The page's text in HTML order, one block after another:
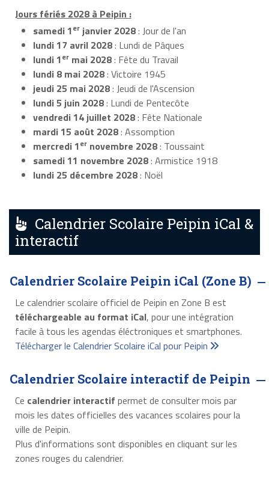
Jours fériés 2028 à Peipin :
samedi 1er janvier 2028: Jour de l'an
lundi 17 avril 2028: Lundi de Pâques
lundi 1er mai 2028: Fête du Travail
lundi 8 mai 2028: Victoire 1945
jeudi 25 mai 2028: Jeudi de l'Ascension
lundi 5 juin 2028: Lundi de Pentecôte
vendredi 14 juillet 2028: Fête Nationale
mardi 15 août 2028: Assomption
mercredi 1er novembre 2028: Toussaint
samedi 11 novembre 2028: Armistice 1918
lundi 25 décembre 2028: Noël
Calendrier Scolaire Peipin iCal &
interactif
Calendrier Scolaire Peipin iCal (Zone B)
Le calendrier scolaire officiel de Peipin en Zone B est
téléchargeable au format iCal, pour une intégration
facile à tous les agendas éléctroniques et smartphones.
Télécharger le Calendrier Scolaire iCal pour Peipin
Calendrier Scolaire interactif de Peipin
Ce calendrier interactif permet de consulter mois par
mois les dates officielles des vacances scolaires pour la
ville de Peipin.
Plus d'informations sont disponibles en cliquant sur les
zones rouges du calendrier.